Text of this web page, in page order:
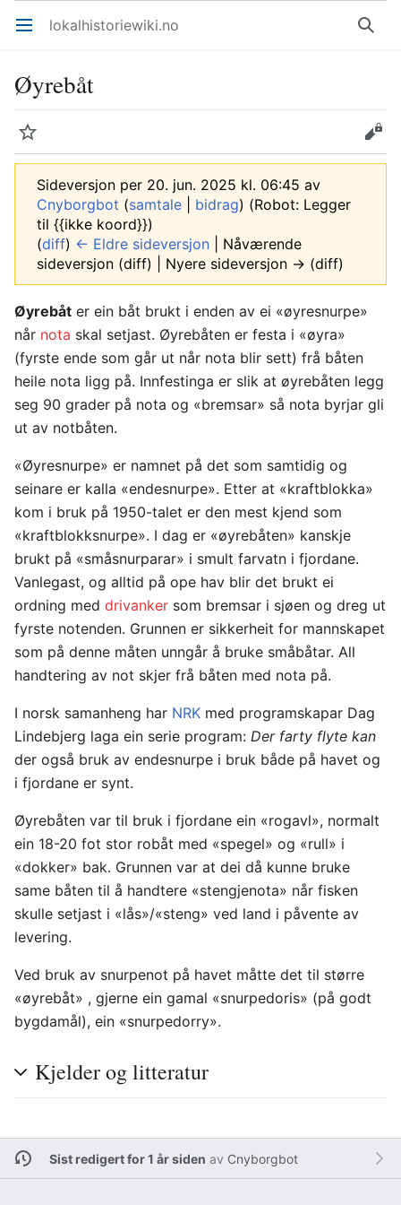
Åpne hovedmenyen lokalhistoriewiki.no Søk
Øyrebåt
Overvåk Rediger
Sideversjon per 20. jun. 2025 kl. 06:45 av
Cnyborgbot (samtale bidrag) (Robot: Legger
til {{ikke koord}})
(diff) ← Eldre sideversjon | Nåværende
sideversjon (diff) | Nyere sideversjon → (diff)
Øyrebåt er ein båt brukt i enden av ei «øyresnurpe»
når nota skal setjast. Øyrebåten er festa i «øyra»
(fyrste ende som går ut når nota blir sett) frå båten
heile nota ligg på. Innfestinga er slik at øyrebåten legg
seg 90 grader på nota og «bremsar» så nota byrjar gli
ut av notbåten.
«Øyresnurpe» er namnet på det som samtidig og
seinare er kalla «endesnurpe». Etter at «kraftblokka»
kom i bruk på 1950-talet er den mest kjend som
«kraftblokksnurpe». I dag er «øyrebåten» kanskje
brukt på «småsnurparar» i smult farvatn i fjordane.
Vanlegast, og alltid på ope hav blir det brukt ei
ordning med drivanker som bremsar i sjøen og dreg ut
fyrste notenden. Grunnen er sikkerheit for mannskapet
som på denne måten unngår å bruke småbåtar. All
handtering av not skjer frå båten med nota på.
I norsk samanheng har NRK med programskapar Dag
Lindebjerg laga ein serie program: Der farty flyte kan
der også bruk av endesnurpe i bruk både på havet og
i fjordane er synt.
Øyrebåten var til bruk i fjordane ein «rogavl», normalt
ein 18-20 fot stor robåt med «spegel» og «rull» i
«dokker» bak. Grunnen var at dei då kunne bruke
same båten til å handtere «stengjenota» når fisken
skulle setjast i «lås»/«steng» ved land i påvente av
levering.
Ved bruk av snurpenot på havet måtte det til større
«øyrebåt» , gjerne ein gamal «snurpedoris» (på godt
bygdamål), ein «snurpedorry».
Kjelder og litteratur
Sist redigert for 1 år siden av Cnyborgbot